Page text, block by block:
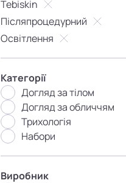
Tebiskin
Післяпроцедурний
Освітлення
Категорії
Догляд за тілом
Догляд за обличчям
Трихологія
Набори
Виробник